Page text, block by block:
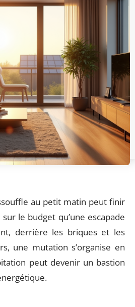
au petit matin peut finir
le budget qu’une escapade
derrière les briques et les
une mutation s’organise en
peut devenir un bastion